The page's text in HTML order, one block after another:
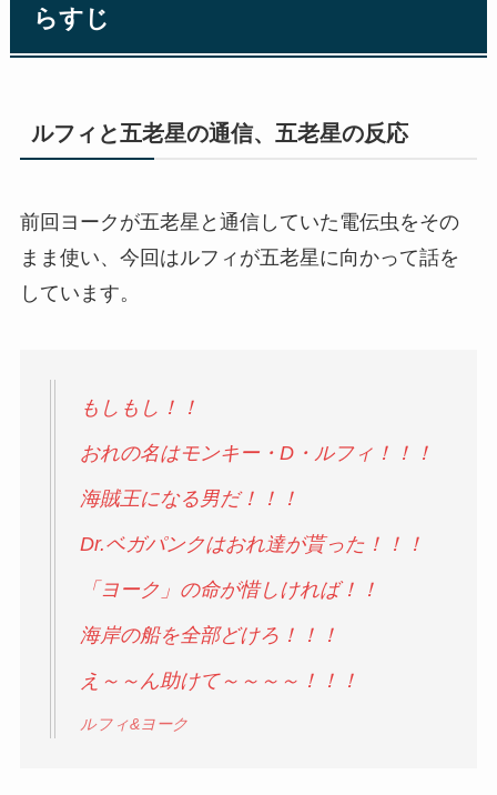
らすじ
ルフィと五老星の通信、五老星の反応
前回ヨークが五老星と通信していた電伝虫をその
まま使い、今回はルフィが五老星に向かって話を
しています。
もしもし！！
おれの名はモンキー・D・ルフィ！！！
海賊王になる男だ！！！
Dr.ベガパンクはおれ達が貰った！！！
「ヨーク」の命が惜しければ！！
海岸の船を全部どけろ！！！
え～～ん助けて～～～～！！！
ルフィ&ヨーク